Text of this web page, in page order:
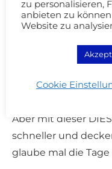
Liebe Grüße
GLANZUMSTRÖMT
22/07/2012 - 12:44
Aber mit dieser
schneller und
glaube mal die Tage
zu personalisieren,
anbieten zu
Website zu
Cookie